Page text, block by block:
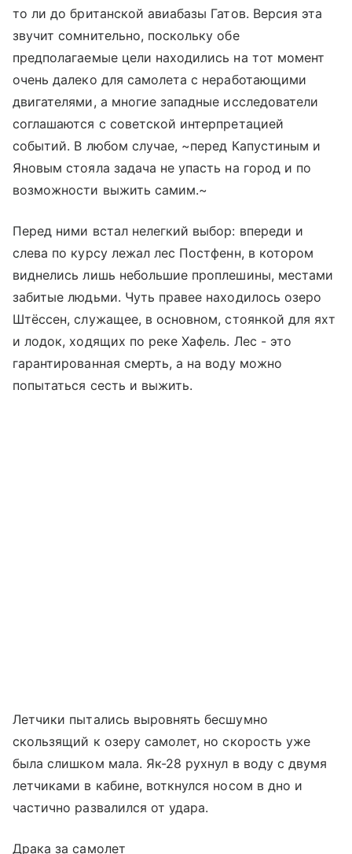
то ли до британской авиабазы Гатов. Версия эта
звучит сомнительно, поскольку обе
предполагаемые цели находились на тот момент
очень далеко для самолета с неработающими
двигателями, а многие западные исследователи
соглашаются с советской интерпретацией
событий. В любом случае, ~перед Капустиным и
Яновым стояла задача не упасть на город и по
возможности выжить самим.~
Перед ними встал нелегкий выбор: впереди и
слева по курсу лежал лес Постфенн, в котором
виднелись лишь небольшие проплешины, местами
забитые людьми. Чуть правее находилось озеро
Штёссен, служащее, в основном, стоянкой для яхт
и лодок, ходящих по реке Хафель. Лес - это
гарантированная смерть, а на воду можно
попытаться сесть и выжить.
Летчики пытались выровнять бесшумно
скользящий к озеру самолет, но скорость уже
была слишком мала. Як-28 рухнул в воду с двумя
летчиками в кабине, воткнулся носом в дно и
частично развалился от удара.
Драка за самолет